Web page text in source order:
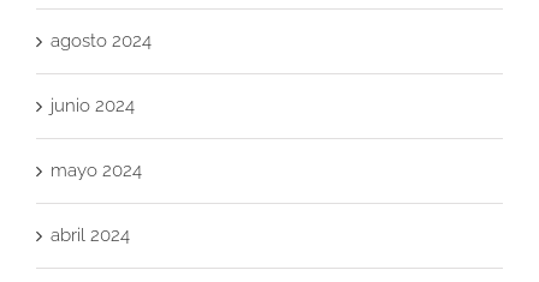
agosto 2024
junio 2024
mayo 2024
abril 2024